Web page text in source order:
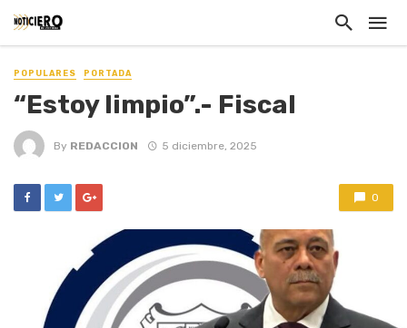
POPULARES PORTADA
“Estoy limpio”.- Fiscal
By REDACCION 5 diciembre, 2025
0